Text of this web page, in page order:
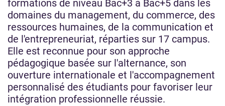
formations de niveau Bac+3 à Bac+5 dans les
domaines du management, du commerce, des
ressources humaines, de la communication et
de l'entrepreneuriat, réparties sur 17 campus.
Elle est reconnue pour son approche
pédagogique basée sur l'alternance, son
ouverture internationale et l'accompagnement
personnalisé des étudiants pour favoriser leur
intégration professionnelle réussie.